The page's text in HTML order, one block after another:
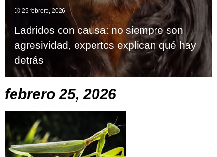
25 febrero, 2026
Ladridos con causa: no siempre son
agresividad, expertos explican qué hay
detrás
febrero 25, 2026